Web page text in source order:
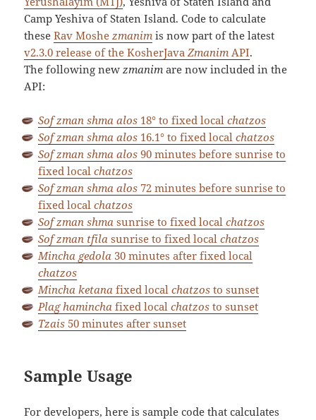
Camp Yeshiva of Staten Island. Code to calculate
theseRav Moshezmanim is now part of the latest
v2.3.0 release of the KosherJavaZmanim API.
The following newzmanim are now included in the
API:
Sof zman shma alos 18° to fixed localchatzos
Sof zman shma alos 16.1° to fixed localchatzos
Sof zman shma alos 90 minutes before sunrise to
fixed localchatzos
Sof zman shma alos 72 minutes before sunrise to
fixed localchatzos
Sof zman shma sunrise to fixed localchatzos
Sof zman tfila sunrise to fixed localchatzos
Mincha gedola 30 minutes after fixed local
chatzos
Mincha ketana fixed localchatzos to sunset
Plag hamincha fixed localchatzos to sunset
Tzais 50 minutes after sunset
Sample Usage
For developers, here is sample code that calculates